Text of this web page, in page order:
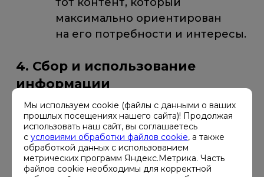
максимально ориентирован
на его потребности и интересы.
4. Сбор и использование
информации
Файлы cookie собираются
автоматически, с согласия
Пользователя, и используются
в различных целях, в том числе, чтобы:
Мы используем cookie (файлы с данными о ваших
прошлых посещениях нашего сайта)! Продолжая
использовать наш сайт, вы соглашаетесь
с условиями обработки файлов cookie, а также
обработкой данных с использованием
метрических программ Яндекс.Метрика. Часть
файлов cookie необходимы для корректной